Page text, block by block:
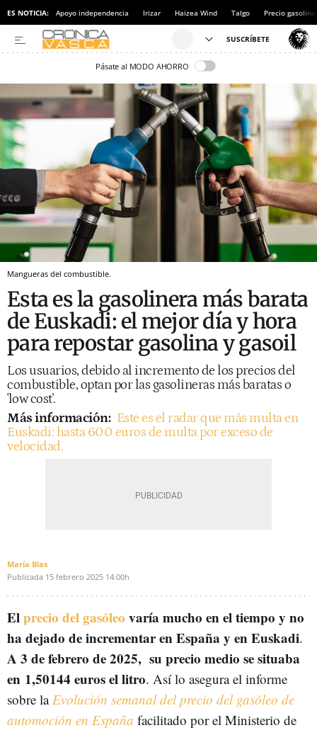
ES NOTICIA: Apoyo independencia Irizar Haizea Wind Talgo Precio gasolina
Pásate al MODO AHORRO
Mangueras del combustible.
Esta es la gasolinera más barata
de Euskadi: el mejor día y hora
para repostar gasolina y gasoil
Los usuarios, debido al incremento de los precios del
combustible, optan por las gasolineras más baratas o
'low cost'.
Más información: Este es el radar que más multa en
Euskadi: hasta 600 euros de multa por exceso de
velocidad.
María Blas
Publicada 15 febrero 2025 14:00h
Elprecio del gasóleo varía mucho en el tiempo y no
ha dejado de incrementar en España y en Euskadi.
A 3 de febrero de 2025, su precio medio se situaba
en 1,50144 euros el litro. Así lo asegura el informe
sobre laEvolución semanal del precio del gasóleo de
automoción en España facilitado por el Ministerio de